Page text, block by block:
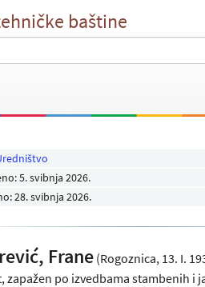
baštine
5. svibnja 2026.
28. svibnja 2026.
Frane (Rogoznica, 13. I.
zapažen po izvedbama stambenih i